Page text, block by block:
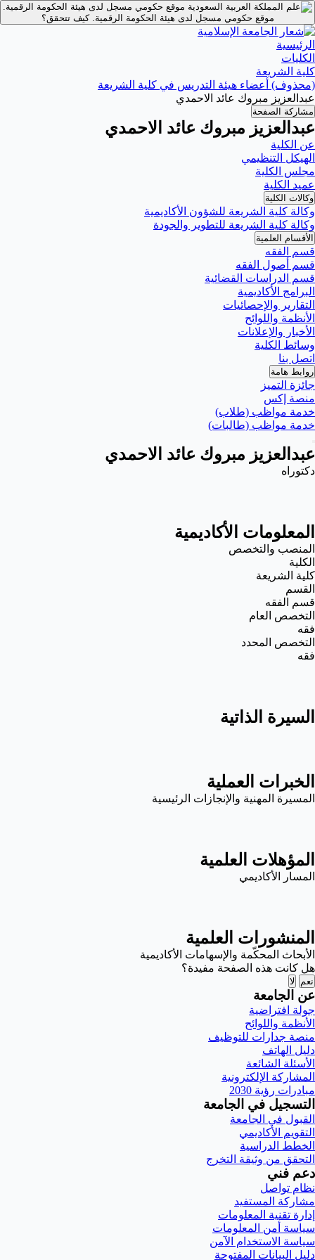
موقع حكومي مسجل لدى هيئة الحكومة الرقمية.
موقع حكومي مسجل لدى هيئة الحكومة الرقمية.كيف تتحقق؟
الرئيسية
الكليات
كلية الشريعة
(محذوف) أعضاء هيئة التدريس في كلية الشريعة
عبدالعزيز مبروك عائد الاحمدي
مشاركة الصفحة
عبدالعزيز مبروك عائد الاحمدي
عن الكلية
الهيكل التنظيمي
مجلس الكلية
عميد الكلية
وكالات الكلية
وكالة كلية الشريعة للشؤون الأكاديمية
وكالة كلية الشريعة للتطوير والجودة
الأقسام العلمية
قسم الفقه
قسم أصول الفقه
قسم الدراسات القضائية
البرامج الأكاديمية
التقارير والإحصائيات
الأنظمة واللوائح
الأخبار والإعلانات
وسائط الكلية
اتصل بنا
روابط هامة
جائزة التميز
منصة إكس
خدمة مواظب (طلاب)
خدمة مواظب (طالبات)
عبدالعزيز مبروك عائد الاحمدي
دكتوراه
المعلومات الأكاديمية
المنصب والتخصص
الكلية
كلية الشريعة
القسم
قسم الفقه
التخصص العام
فقه
التخصص المحدد
فقه
السيرة الذاتية
الخبرات العملية
المسيرة المهنية والإنجازات الرئيسية
المؤهلات العلمية
المسار الأكاديمي
المنشورات العلمية
الأبحاث المحكّمة والإسهامات الأكاديمية
هل كانت هذه الصفحة مفيدة؟
نعم لا
عن الجامعة
جولة افتراضية
الأنظمة واللوائح
منصة جدارات للتوظيف
دليل الهاتف
الأسئلة الشائعة
المشاركة الإلكترونية
مبادرات رؤية 2030
التسجيل في الجامعة
القبول في الجامعة
التقويم الأكاديمي
الخطط الدراسية
التحقق من وثيقة التخرج
دعم فني
نظام تواصل
مشاركة المستفيد
إدارة تقنية المعلومات
سياسة أمن المعلومات
سياسة الاستخدام الآمن
دليل البيانات المفتوحة